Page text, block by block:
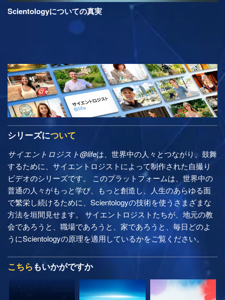
Scientologyについての真実
シリーズについて
サイエントロジスト@lifeは、世界中の人々とつながり、鼓舞
するために、サイエントロジストによって制作された自撮り
ビデオのシリーズです。 このプラットフォームは、世界中の
普通の人々がもっと学び、もっと創造し、人生のあらゆる面
で繁栄し続けるために、Scientologyの技術を使うさまざまな
方法を垣間見せます。 サイエントロジストたちが、地元の教
会であろうと、職場であろうと、家であろうと、毎日どのよ
うにScientologyの原理を適用しているかをご覧ください。
こちら もいかがですか